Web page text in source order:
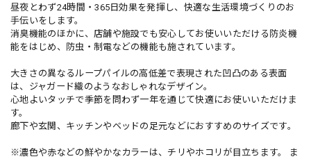
昼夜とわず24時間・365日効果を発揮し、快適な生活環境づくりのお
手伝いをします。
消臭機能のほかに、店舗や施設でも安心してお使いいただける防炎機
能をはじめ、防虫・制電などの機能も施されています。
大きさの異なるループパイルの高低差で表現された凹凸のある表面
は、ジャガード織のようなおしゃれなデザイン。
心地よいタッチで季節を問わず一年を通じて快適にお使いいただけま
す。
廊下や玄関、キッチンやベッドの足元などにおすすめのサイズです。
※濃色や赤などの鮮やかなカラーは、チリやホコリが目立ちます。 ま